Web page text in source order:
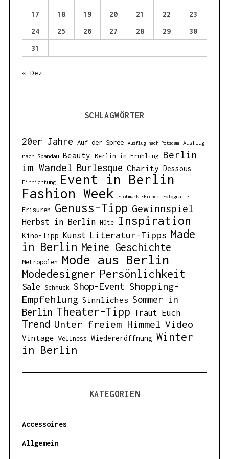
17
18 19 20 21 22
23
24
25 26 27 28 29
30
31
« Dez.
SCHLAGWÖRTER
20er Jahre Auf der Spree Ausflug nach Potsdam
Ausflug
nach Spandau
Beauty Berlin im Frühling
Berlin
im Wandel Burlesque Charity Dessous
Einrichtung
Event in Berlin
Fashion Week
Flohmarkt-Fieber Fotografie
Frisuren Genuss-Tipp Gewinnspiel
Herbst in Berlin Hüte Inspiration
Kino-Tipp Kunst Literatur-Tipps Made
in Berlin Meine Geschichte
Metropolen Mode aus Berlin
Modedesigner Persönlichkeit
Sale Schmuck Shop-Event Shopping-
Empfehlung Sinnliches Sommer in
Berlin Theater-Tipp Traut Euch
Trend Unter freiem Himmel Video
Vintage Wellness Wiedereröffnung Winter
in Berlin
KATEGORIEN
Accessoires
Allgemein